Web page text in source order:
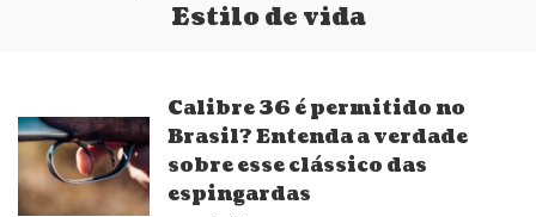
Estilo de vida
Calibre 36 é permitido no
Brasil? Entenda a verdade
sobre esse clássico das
espingardas